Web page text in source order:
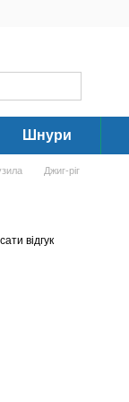
Шнури
Джиг-ріг
відгук